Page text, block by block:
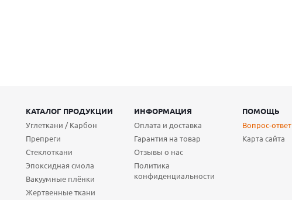
КАТАЛОГ ПРОДУКЦИИ ИНФОРМАЦИЯ
ПОМОЩЬ
Углеткани / Карбон
Препреги
Стеклоткани
Эпоксидная смола
Вакуумные плёнки
Жертвенные ткани
Оплата и доставка
Гарантия на товар
Отзывы о нас
Политика
конфиденциальности
Вопрос-ответ
Карта сайта